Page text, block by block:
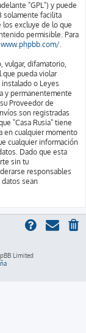
"GPL") y puede
solamente facilita
excluye de lo que
permisible. Para
.
vulgar, difamatorio,
que pueda violar
o Leyes
y permanentemente
Proveedor de
son registradas
"Casa Rusia" tiene
en cualquier momento
cualquier información
Dado que esta
sin tu
responsables
sean
Limited